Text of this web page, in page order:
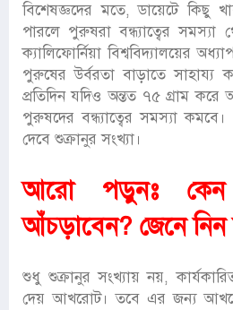
বিশেষজ্ঞদের মতে, ডায়েটে কিছু
পারলে পুরুষরা বন্ধ্যাত্বের সমস্যা
ক্যালিফোর্নিয়া বিশ্ববিদ্যালয়ের
পুরুষের উর্বরতা বাড়াতে
প্রতিদিন যদিও অন্তত ৭৫ গ্রাম
পুরুষদের বন্ধ্যাত্বের সমস্যা
দেবে শুক্রানুর সংখ্যা।
আরো পড়ুনঃ
আঁচড়াবেন? জেনে
শুধু শুক্রানুর সংখ্যায় নয়,
দেয় আখরোট। তবে এর জন্য